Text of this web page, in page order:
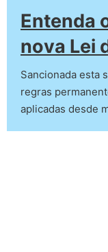
Entenda
nova Lei
Sancionada esta
regras
aplicadas desde